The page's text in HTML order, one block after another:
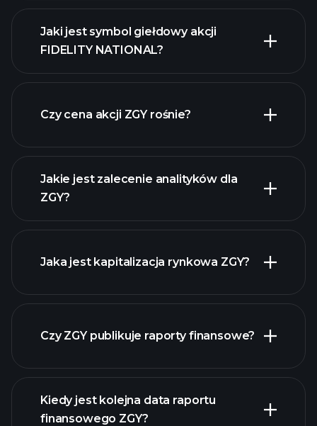
zaawansowanej wykresie
Jaki jest symbol giełdowy akcji
FIDELITY NATIONAL?
Czy cena akcji ZGY rośnie?
ZGY wykresie.
Jakie jest zalecenie analityków dla
ZGY?
Jaka jest kapitalizacja rynkowa ZGY?
naszą listę akcji
Czy ZGY publikuje raporty finansowe?
finanse ZGY
Kiedy jest kolejna data raportu
finansowego ZGY?